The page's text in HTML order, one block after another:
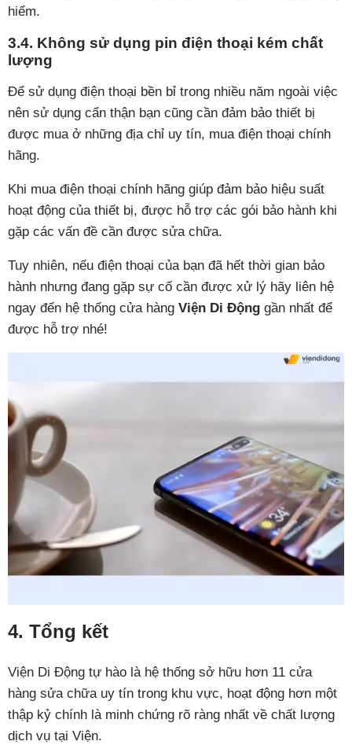
hiểm.
3.4. Không sử dụng pin điện thoại kém chất
lượng
Để sử dụng điện thoại bền bỉ trong nhiều năm ngoài việc
nên sử dụng cẩn thận bạn cũng cần đảm bảo thiết bị
được mua ở những địa chỉ uy tín, mua điện thoại chính
hãng.
Khi mua điện thoại chính hãng giúp đảm bảo hiệu suất
hoạt động của thiết bị, được hỗ trợ các gói bảo hành khi
gặp các vấn đề cần được sửa chữa.
Tuy nhiên, nếu điện thoại của bạn đã hết thời gian bảo
hành nhưng đang gặp sự cố cần được xử lý hãy liên hệ
ngay đến hệ thống cửa hàng Viện Di Động gần nhất để
được hỗ trợ nhé!
4. Tổng kết
Viện Di Động tự hào là hệ thống sở hữu hơn 11 cửa
hàng sửa chữa uy tín trong khu vực, hoạt động hơn một
thập kỷ chính là minh chứng rõ ràng nhất về chất lượng
dịch vụ tại Viện.